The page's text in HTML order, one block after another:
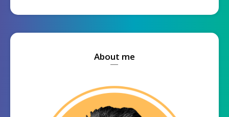
About me